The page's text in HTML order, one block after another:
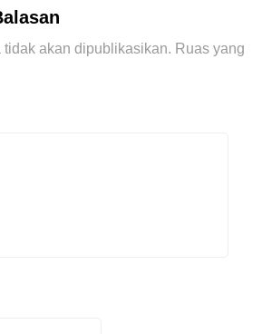
akan dipublikasikan. Ruas yang